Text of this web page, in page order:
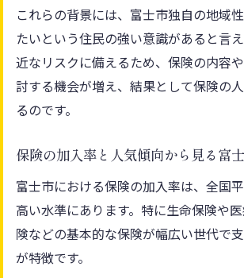
富士市で人気の保険が選ばれ
何か
人気の高い保険が富士市暮らしに
保険が富士市の生活に欠かせ
富士市暮らしで保険が選ばれ
人気の保険が日常生活で活か
の事例
保険の選択が富士市の家計に
これらの背景には、富士市独自の地域
たいという住民の強い意識があると言
近なリスクに備えるため、保険の内容
討する機会が増え、結果として保険の
るのです。
保険の加入率と人気傾向から見る富
富士市における保険の加入率は、全国
高い水準にあります。特に生命保険や
険などの基本的な保険が幅広い世代で
が特徴です。